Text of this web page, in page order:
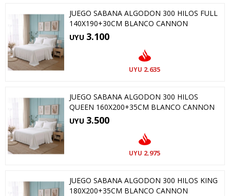
JUEGO SABANA ALGODON 300 HILOS FULL
140X190+30CM BLANCO CANNON
UYU 3.100
UYU 2.635
JUEGO SABANA ALGODON 300 HILOS
QUEEN 160X200+35CM BLANCO CANNON
UYU 3.500
UYU 2.975
JUEGO SABANA ALGODON 300 HILOS KING
180X200+35CM BLANCO CANNON